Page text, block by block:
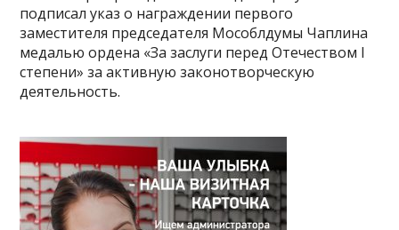
подписал указ о награждении первого
заместителя председателя Мособлдумы Чаплина
медалью ордена «За заслуги перед Отечеством I
степени» за активную законотворческую
деятельность.